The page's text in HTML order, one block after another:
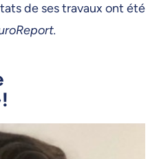
de ses travaux ont été